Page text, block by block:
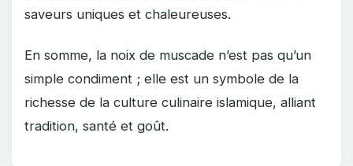
saveurs uniques et chaleureuses.
En somme, la noix de muscade n’est pas qu’un
simple condiment ; elle est un symbole de la
richesse de la culture culinaire islamique, alliant
tradition, santé et goût.